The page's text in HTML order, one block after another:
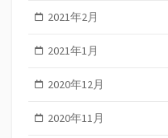
2021年2月
2021年1月
2020年12月
2020年11月